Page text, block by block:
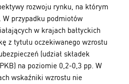
rozwoju rynku, na którym
W przypadku podmiotów
w krajach bałtyckich
z tytułu oczekiwanego wzrostu
(udział składek
na poziomie 0,2-0,3 pp. W
wskaźniki wzrostu nie